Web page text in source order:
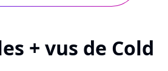
+ vus de Cold